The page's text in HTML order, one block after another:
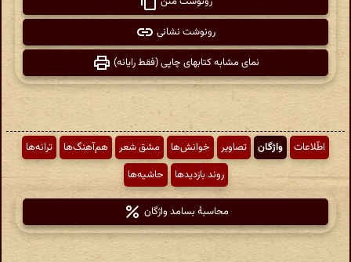
رونوشت نشانی
نمای مشابه کتابهای چاپی (فقط رایانه)
اطّلاعات واژگان تصاویر خوانش‌ها مشق شعر هم‌آهنگ‌ها
ترانه‌ها
روند بازدیدها
حاشیه‌ها
محاسبهٔ بسامد واژگان